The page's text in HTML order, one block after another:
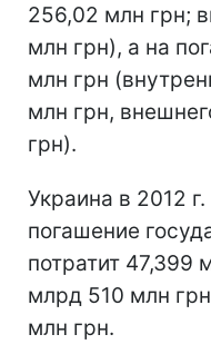
256,02 млн грн;
млн грн), а на
млн грн
млн грн,
грн).
Украина в 2012
погашение
потратит 47,399
млрд 510 млн
млн грн.